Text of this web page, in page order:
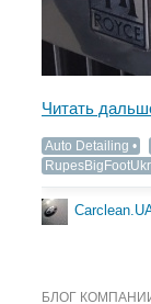
Читать
Auto Detailing‬
БЛОГ